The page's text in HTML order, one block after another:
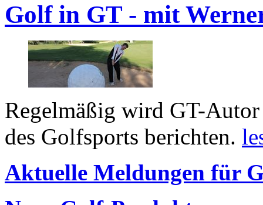
Golf in GT - mit
Regelmäßig wird GT-
des Golfsports berichten.
Aktuelle Meldungen für